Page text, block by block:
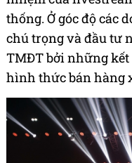
thống. Ở góc độ các
chú trọng và đầu tư
TMĐT bởi những kết
hình thức bán hàng